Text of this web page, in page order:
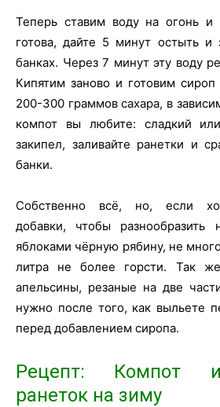
Теперь ставим воду на огонь и
готова, дайте 5 минут остыть и
банках. Через 7 минут эту воду
Кипятим заново и готовим
200-300 граммов сахара, в
компот вы любите: сладкий
закипел, заливайте ранетки и
банки.
Собственно всё, но, если
добавки, чтобы разнообразить
яблоками чёрную рябину, не
литра не более горсти. Так
апельсины, резаные на две
нужно после того, как выльете
перед добавлением сиропа.
Рецепт: Компот
ранеток на зиму